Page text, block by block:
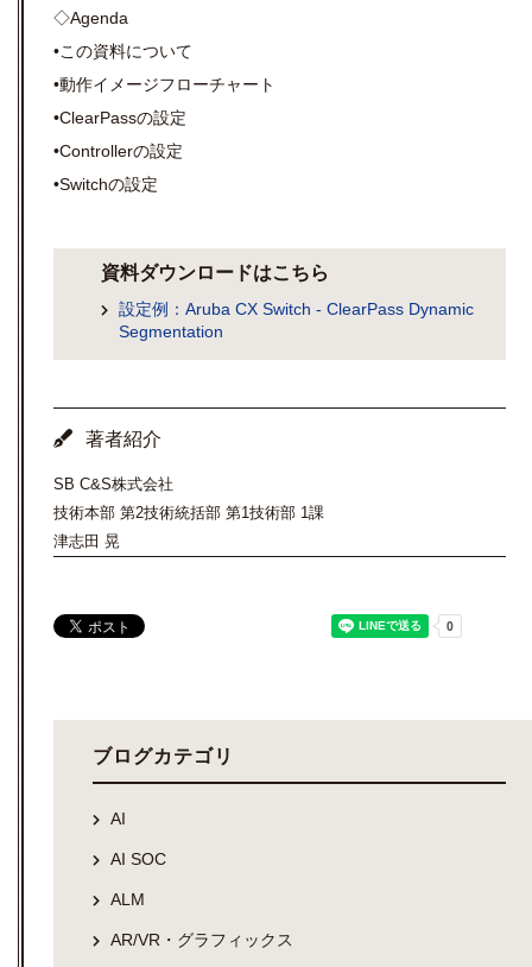
◇Agenda
•この資料について
•動作イメージフローチャート
•ClearPassの設定
•Controllerの設定
•Switchの設定
資料ダウンロードはこちら
設定例：Aruba CX Switch - ClearPass Dynamic
Segmentation
著者紹介
SB C&S株式会社
技術本部 第2技術統括部 第1技術部 1課
津志田 晃
ブログカテゴリ
AI
AI SOC
ALM
AR/VR・グラフィックス